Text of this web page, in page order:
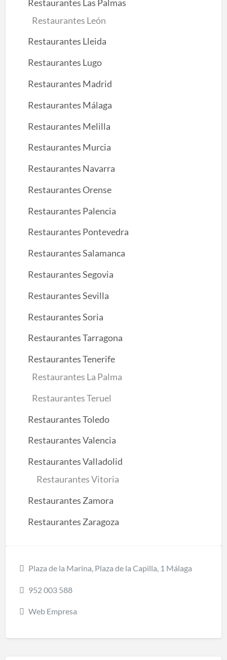
Restaurantes Las Palmas
Restaurantes León
Restaurantes Lleida
Restaurantes Lugo
Restaurantes Madrid
Restaurantes Málaga
Restaurantes Melilla
Restaurantes Murcia
Restaurantes Navarra
Restaurantes Orense
Restaurantes Palencia
Restaurantes Pontevedra
Restaurantes Salamanca
Restaurantes Segovia
Restaurantes Sevilla
Restaurantes Soria
Restaurantes Tarragona
Restaurantes Tenerife
Restaurantes La Palma
Restaurantes Teruel
Restaurantes Toledo
Restaurantes Valencia
Restaurantes Valladolid
Restaurantes Vitoria
Restaurantes Zamora
Restaurantes Zaragoza
Plaza de la Marina, Plaza de la Capilla, 1 Málaga
952 003 588
Web Empresa